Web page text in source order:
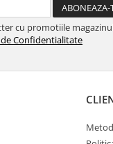
cu promotiile
Confidentialitate